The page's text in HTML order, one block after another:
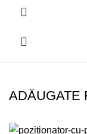
ADĂUGATE